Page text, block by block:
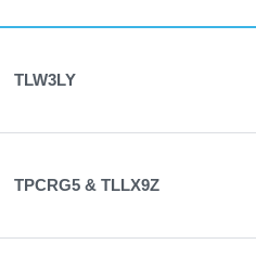
TLW3LY
TPCRG5 & TLLX9Z